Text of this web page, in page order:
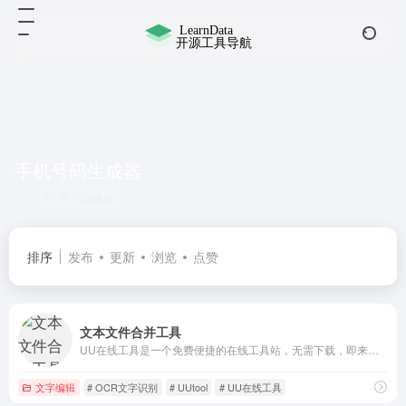
排序 发布 更新 浏览 点赞
文本文件合并工具
文字编辑 # OCR文字识别 # UUtool # UU在线工具